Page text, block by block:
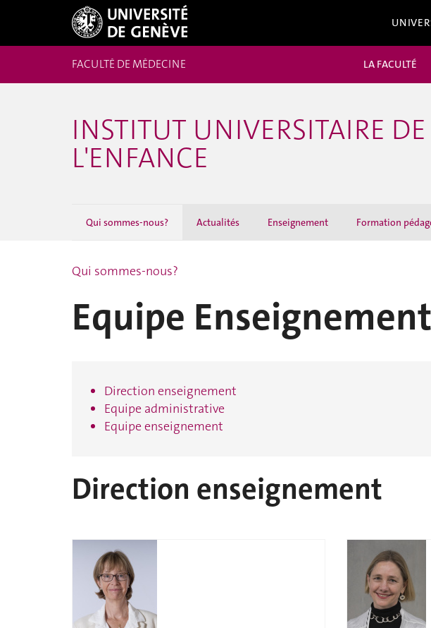
FACULTÉ DE MÉDECINE LA FACULTÉ
INSTITUT UNIVERSITAIRE
L'ENFANCE
Qui sommes-nous? Actualités Enseignement Formation
Qui sommes-nous?
Equipe Enseignement
Direction enseignement
Equipe administrative
Equipe enseignement
Direction enseignement